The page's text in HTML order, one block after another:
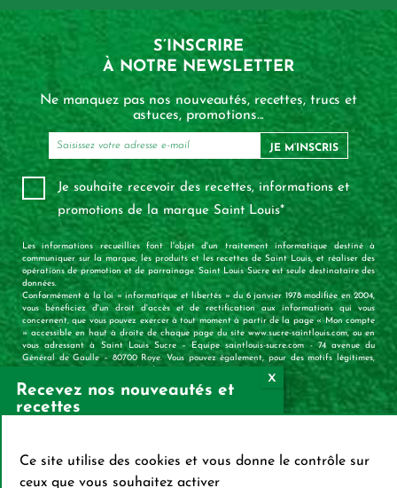
S’INSCRIRE
À NOTRE NEWSLETTER
Ne manquez pas nos nouveautés, recettes, trucs et
astuces, promotions...
JE M’INSCRIS
Je souhaite recevoir des recettes, informations et
promotions de la marque Saint Louis*
Les informations recueillies font l'objet d'un traitement informatique destiné à
communiquer sur la marque, les produits et les recettes de Saint Louis, et réaliser des
opérations de promotion et de parrainage. Saint Louis Sucre est seule destinataire des
données.
Conformément à la loi « informatique et libertés » du 6 janvier 1978 modifiée en 2004,
vous bénéficiez d'un droit d'accès et de rectification aux informations qui vous
concernent, que vous pouvez exercer à tout moment à partir de la page « Mon compte
» accessible en haut à droite de chaque page du site www.sucre-saintlouis.com, ou en
vous adressant à Saint Louis Sucre – Equipe saintlouis-sucre.com - 74 avenue du
Général de Gaulle – 80700 Roye. Vous pouvez également, pour des motifs légitimes,
Recevez nos nouveautés et
recettes
S’INSCRIRE SUR LA
NEWSLETTER
Ce site utilise des cookies et vous donne le contrôle sur
ceux que vous souhaitez activer